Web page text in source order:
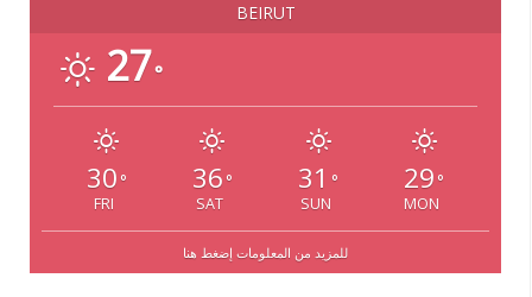
BEIRUT
27°
30 °
FRI
36 °
SAT
31 °
SUN
29 °
MON
للمزيد من المعلومات إضغط هنا